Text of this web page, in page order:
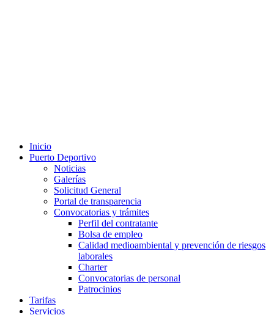
Inicio
Puerto Deportivo
Noticias
Galerías
Solicitud General
Portal de transparencia
Convocatorias y trámites
Perfil del contratante
Bolsa de empleo
Calidad medioambiental y prevención de riesgos
laborales
Charter
Convocatorias de personal
Patrocinios
Tarifas
Servicios